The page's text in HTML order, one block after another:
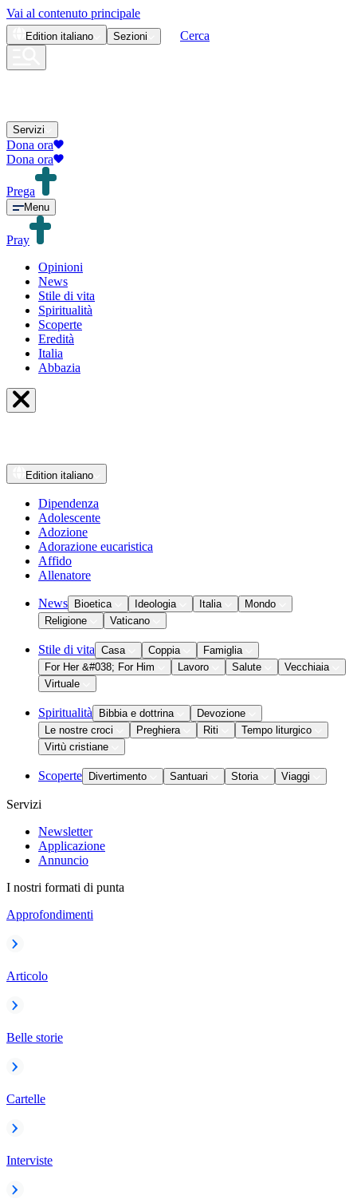
Vai al contenuto principale
Edition italiano Sezioni Cerca
Servizi
Dona ora
Dona ora
Prega
Menu
Pray
Opinioni
News
Stile di vita
Spiritualità
Scoperte
Eredità
Italia
Abbazia
Edition italiano
Dipendenza
Adolescente
Adozione
Adorazione eucaristica
Affido
Allenatore
News Bioetica Ideologia Italia
Mondo
Religione
Vaticano
Stile di vita Casa Coppia
Famiglia
For Her &#038; For Him
Lavoro Salute
Vecchiaia
Virtuale
Spiritualità Bibbia e dottrina
Devozione
Le nostre croci
Preghiera Riti
Tempo liturgico
Virtù cristiane
Scoperte Divertimento Santuari Storia Viaggi
Servizi
Newsletter
Applicazione
Annuncio
I nostri formati di punta
Approfondimenti
Articolo
Belle storie
Cartelle
Interviste